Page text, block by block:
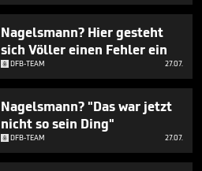
Nagelsmann? Hier gesteht
sich Völler einen Fehler ein
DFB-TEAM 27.07.
Nagelsmann? "Das war jetzt
nicht so sein Ding"
DFB-TEAM 27.07.